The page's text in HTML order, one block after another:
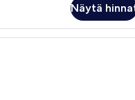
Näytä
Hotelli, jossa on uima-allas,